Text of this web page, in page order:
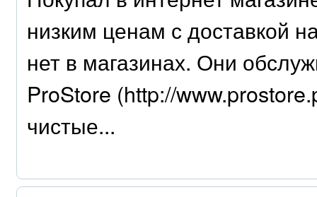
низким ценам с доставкой
нет в магазинах. Они
ProStore (http://
чистые...